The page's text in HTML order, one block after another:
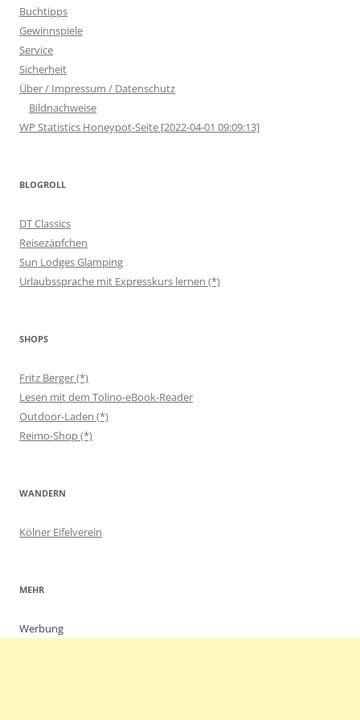
Buchtipps
Gewinnspiele
Service
Sicherheit
Über / Impressum / Datenschutz
Bildnachweise
WP Statistics Honeypot-Seite [2022-04-01 09:09:13]
BLOGROLL
DT Classics
Reisezäpfchen
Sun Lodges Glamping
Urlaubssprache mit Expresskurs lernen (*)
SHOPS
Fritz Berger (*)
Lesen mit dem Tolino-eBook-Reader
Outdoor-Laden (*)
Reimo-Shop (*)
WANDERN
Kölner Eifelverein
MEHR
Werbung